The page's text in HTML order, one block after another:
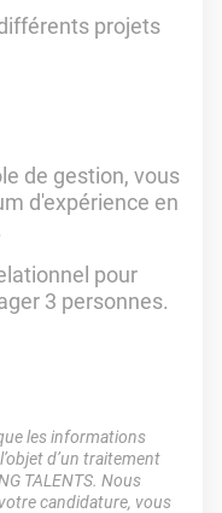
projets
de gestion, vous
d'expérience en
pour
3 personnes.
les informations
d’un traitement
TALENTS. Nous
candidature, vous